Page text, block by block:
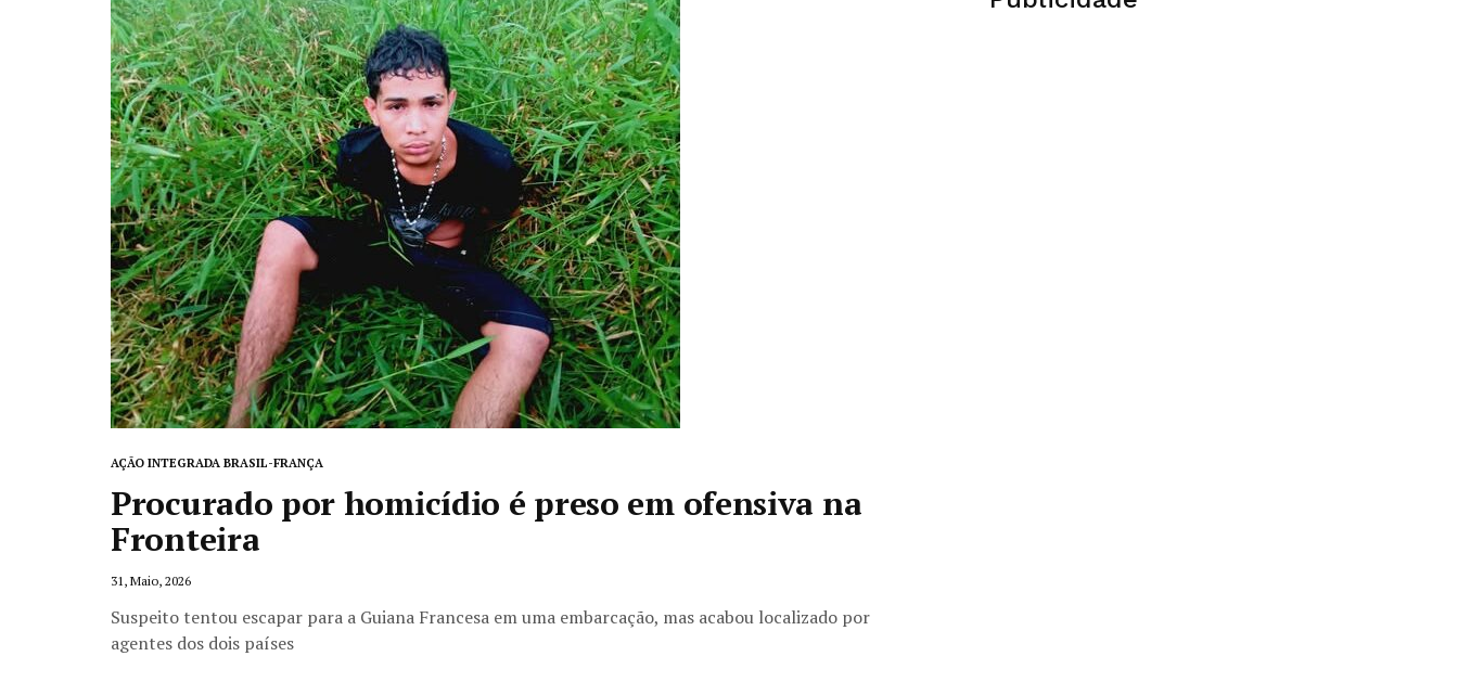
AÇÃO INTEGRADA BRASIL-FRANÇA
Procurado por homicídio é preso em ofensiva na
Fronteira
31, Maio, 2026
Suspeito tentou escapar para a Guiana Francesa em uma embarcação, mas acabou localizado por
agentes dos dois países